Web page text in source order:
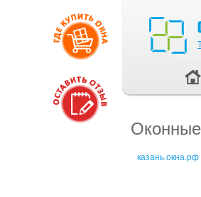
казань.окна.рф